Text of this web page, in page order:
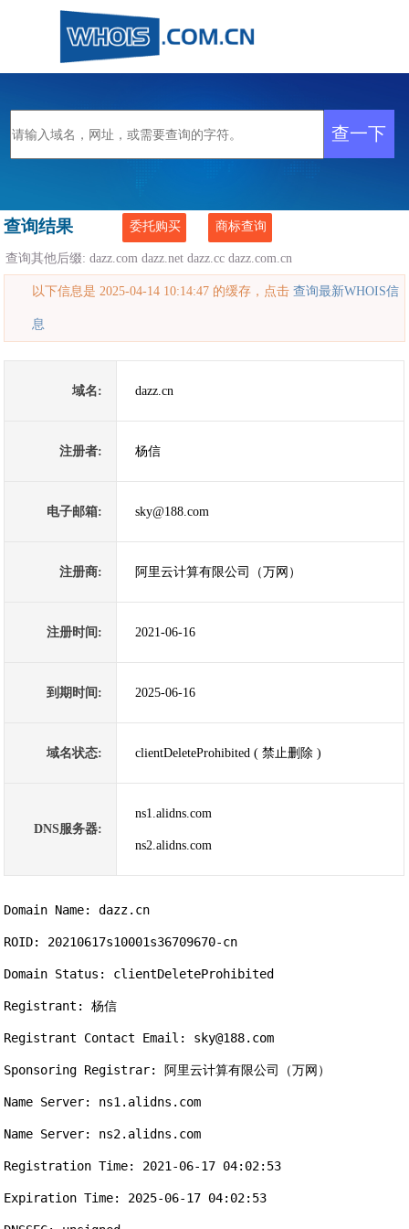
查询结果 委托购买 商标查询
查询其他后缀:dazz.com dazz.net dazz.cc dazz.com.cn
以下信息是 2025-04-14 10:14:47 的缓存，点击查询最新WHOIS信
息
域名: dazz.cn
注册者: 杨信
电子邮箱: sky@188.com
注册商: 阿里云计算有限公司（万网）
注册时间: 2021-06-16
到期时间: 2025-06-16
域名状态: clientDeleteProhibited ( 禁止删除 )
DNS服务器:
ns1.alidns.com
ns2.alidns.com
Domain Name: dazz.cn
ROID: 20210617s10001s36709670-cn
Domain Status: clientDeleteProhibited
Registrant: 杨信
Registrant Contact Email: sky@188.com
Sponsoring Registrar: 阿里云计算有限公司（万网）
Name Server: ns1.alidns.com
Name Server: ns2.alidns.com
Registration Time: 2021-06-17 04:02:53
Expiration Time: 2025-06-17 04:02:53